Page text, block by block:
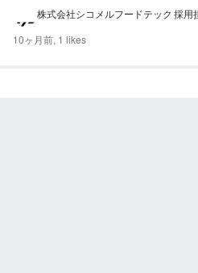
ます。 ※「デリバル」は2025年9月よ
としてリブランディングされましたが
株式会社シコメルフードテック 採用
10ヶ月前, 1 likes